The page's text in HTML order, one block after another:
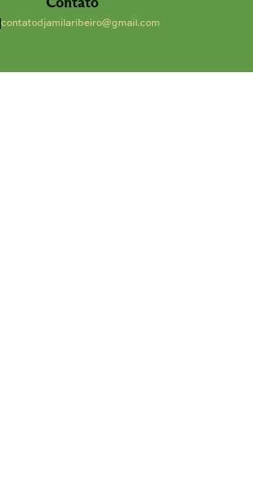
contatodjamilaribeiro@gmail.com